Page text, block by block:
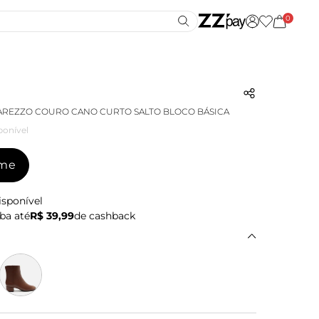
0
COURO CANO CURTO SALTO BLOCO BÁSICA
atéR$ 39,99de cashback